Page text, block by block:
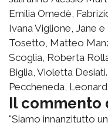
Emilia Omedè,
Ivana Viglione, Jane
Tosetto, Matteo
Scoglia, Roberta
Biglia, Violetta
Peccheneda,
Il commento
"Siamo innanzitutto